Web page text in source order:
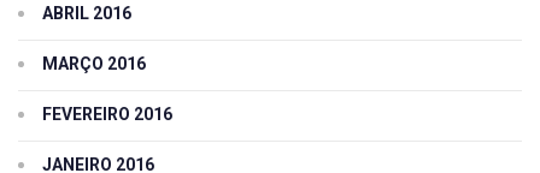
ABRIL 2016
MARÇO 2016
FEVEREIRO 2016
JANEIRO 2016